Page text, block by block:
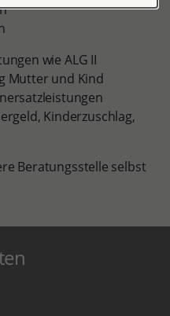
wie ALG II
Mutter und Kind
Kinderzuschlag,
Beratungsstelle selbst